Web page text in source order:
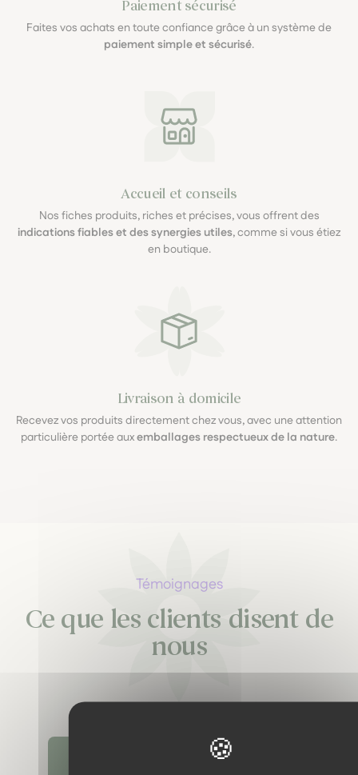
Paiement sécurisé
Faites vos achats en toute confiance grâce à un système de
paiement simple et sécurisé.
Accueil et conseils
Nos fiches produits, riches et précises, vous offrent des
indications fiables et des synergies utiles, comme si vous étiez
en boutique.
Livraison à domicile
Recevez vos produits directement chez vous, avec une attention
particulière portée auxemballages respectueux de la nature.
Témoignages
Ce que les clients disent de
nous